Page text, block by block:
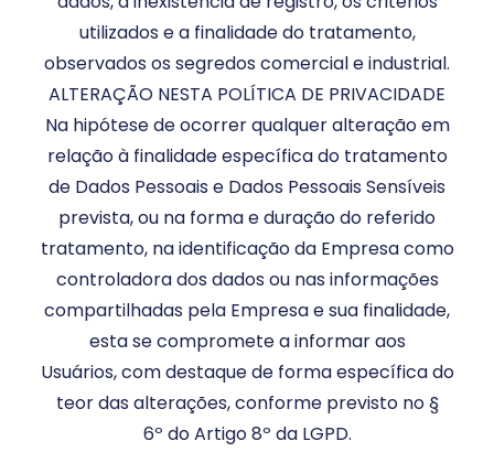
utilizados e a finalidade do tratamento,
observados os segredos comercial e industrial.
ALTERAÇÃO NESTA POLÍTICA DE PRIVACIDADE
Na hipótese de ocorrer qualquer alteração em
relação à finalidade específica do tratamento
de Dados Pessoais e Dados Pessoais Sensíveis
prevista, ou na forma e duração do referido
tratamento, na identificação da Empresa como
controladora dos dados ou nas informações
compartilhadas pela Empresa e sua finalidade,
esta se compromete a informar aos
Usuários, com destaque de forma específica do
teor das alterações, conforme previsto no §
6º do Artigo 8º da LGPD.